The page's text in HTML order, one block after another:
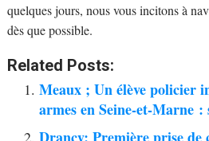
quelques jours, nous vous incitons à
dès que possible.
Related Posts:
Meaux ; Un élève policier
armes en Seine-et-Marne :
Drancy; Première prise de